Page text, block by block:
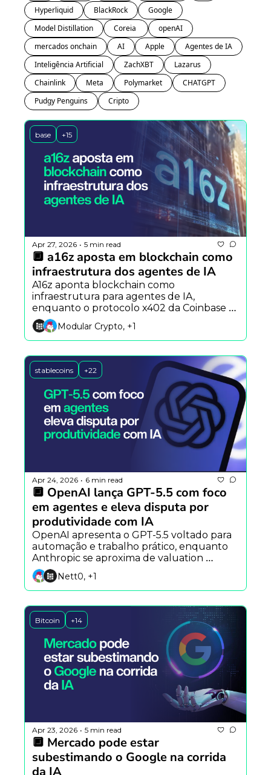
Hyperliquid
BlackRock
Google
Model Distillation
openAI
mercados onchain
AI Apple
Agentes de IA
Inteligência Artificial
ZachXBT
Lazarus
Chainlink
Meta Polymarket
CHATGPT
Pudgy Penguins
Cripto
base +15
Apr 27, 2026 • 5 min read
🔲 a16z aposta em blockchain como
infraestrutura dos agentes de IA
A16z aponta blockchain como
infraestrutura para agentes de IA,
enquanto o protocolo x402 da Coinbase
cresce e o Brasil bloqueia Polymarket e
Kalshi.Modular Crypto, +1
stablecoins +22
Apr 24, 2026 • 6 min read
🔲 OpenAI lança GPT-5.5 com foco
em agentes e eleva disputa por
produtividade com IA
OpenAI apresenta o GPT-5.5 voltado para
automação e trabalho prático, enquanto
Anthropic se aproxima de valuation
trilionário e debate sobre descentralização
volta ao centro com a Arbitrum.
Nett0, +1
Bitcoin +14
Apr 23, 2026 • 5 min read
🔲 Mercado pode estar
subestimando o Google na corrida